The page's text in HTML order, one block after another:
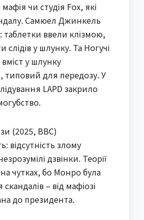
чи студія Fox, які
Самюел Джинкель
таблетки ввели клізмою,
слідів у шлунку. Та Ногучі
у шлунку
типовий для передозу. У
LAPD закрило
(2025, BBC)
відсутність злому
дзвінки. Теорії
чутках, бо Монро була
– від мафіозі
до президента.